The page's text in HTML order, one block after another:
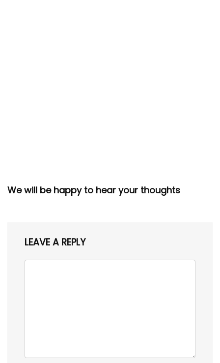
We will be happy to hear your thoughts
LEAVE A REPLY